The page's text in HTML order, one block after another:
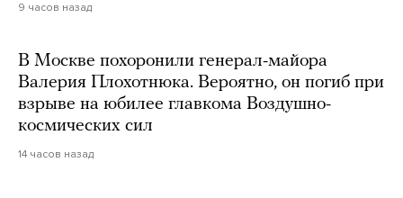
9 часов назад
В Москве похоронили генерал-майора
Валерия Плохотнюка. Вероятно, он погиб при
взрыве на юбилее главкома Воздушно-
космических сил
14 часов назад